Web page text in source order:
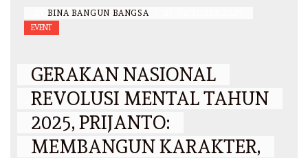
BINA BANGUN BANGSA
EVENT
GERAKAN NASIONAL
REVOLUSI MENTAL TAHUN
2025, PRIJANTO:
MEMBANGUN KARAKTER,